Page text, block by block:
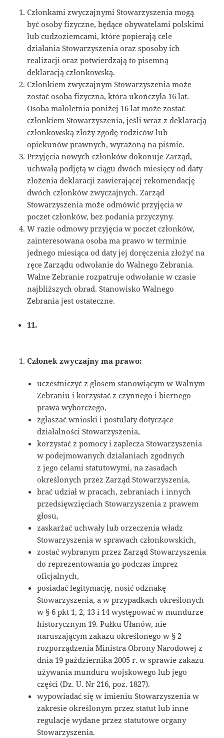
Członkami zwyczajnymi Stowarzyszenia mogą
być osoby fizyczne, będące obywatelami polskimi
lub cudzoziemcami, które popierają cele
działania Stowarzyszenia oraz sposoby ich
realizacji oraz potwierdzają to pisemną
deklaracją członkowską.
Członkiem zwyczajnym Stowarzyszenia może
zostać osoba fizyczna, która ukończyła 16 lat.
Osoba małoletnia poniżej 16 lat może zostać
członkiem Stowarzyszenia, jeśli wraz z deklaracją
członkowską złoży zgodę rodziców lub
opiekunów prawnych, wyrażoną na piśmie.
Przyjęcia nowych członków dokonuje Zarząd,
uchwałą podjętą w ciągu dwóch miesięcy od daty
złożenia deklaracji zawierającej rekomendację
dwóch członków zwyczajnych. Zarząd
Stowarzyszenia może odmówić przyjęcia w
poczet członków, bez podania przyczyny.
W razie odmowy przyjęcia w poczet członków,
zainteresowana osoba ma prawo w terminie
jednego miesiąca od daty jej doręczenia złożyć na
ręce Zarządu odwołanie do Walnego Zebrania.
Walne Zebranie rozpatruje odwołanie w czasie
najbliższych obrad. Stanowisko Walnego
Zebrania jest ostateczne.
11.
Członek zwyczajny ma prawo:
uczestniczyć z głosem stanowiącym w Walnym
Zebraniu i korzystać z czynnego i biernego
prawa wyborczego,
zgłaszać wnioski i postulaty dotyczące
działalności Stowarzyszenia,
korzystać z pomocy i zaplecza Stowarzyszenia
w podejmowanych działaniach zgodnych
z jego celami statutowymi, na zasadach
określonych przez Zarząd Stowarzyszenia,
brać udział w pracach, zebraniach i innych
przedsięwzięciach Stowarzyszenia z prawem
głosu,
zaskarżać uchwały lub orzeczenia władz
Stowarzyszenia w sprawach członkowskich,
zostać wybranym przez Zarząd Stowarzyszenia
do reprezentowania go podczas imprez
oficjalnych,
posiadać legitymację, nosić odznakę
Stowarzyszenia, a w przypadkach określonych
w § 6 pkt 1, 2, 13 i 14 występować w mundurze
historycznym 19. Pułku Ułanów, nie
naruszającym zakazu określonego w § 2
rozporządzenia Ministra Obrony Narodowej z
dnia 19 października 2005 r. w sprawie zakazu
używania munduru wojskowego lub jego
części (Dz. U. Nr 216, poz. 1827).
wypowiadać się w imieniu Stowarzyszenia w
zakresie określonym przez statut lub inne
regulacje wydane przez statutowe organy
Stowarzyszenia.